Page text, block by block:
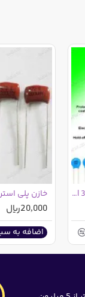
خازن عدسی 390 پیکو فاراد | 390pF | کد 391
20,000ریال
اضافه به